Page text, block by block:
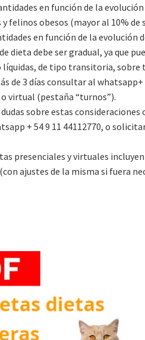
en función de la evolución
y felinos obesos (mayor al 10% de
en función de la evolución
dieta debe ser gradual, ya que
líquidas, de tipo transitoria, sobre
de 3 días consultar al
virtual (pestaña “turnos”).
dudas sobre estas
+ 54 9 11 44112770, o
presenciales y virtuales
ajustes de la misma si fuera